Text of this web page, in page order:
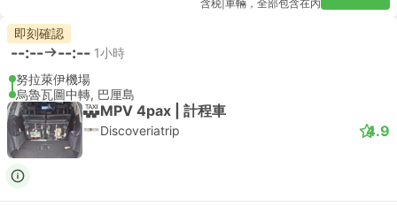
含税 車輛，全部包含在內
即刻確認
--:-- --:-- 1小時
努拉萊伊機場
烏魯瓦圖中轉, 巴厘島
MPV 4pax | 計程車
Discoveriatrip 4.9